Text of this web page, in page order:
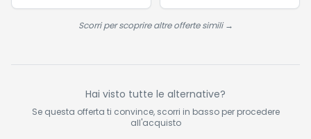
Scorri per scoprire altre offerte simili →
Hai visto tutte le alternative?
Se questa offerta ti convince, scorri in basso per procedere
all'acquisto